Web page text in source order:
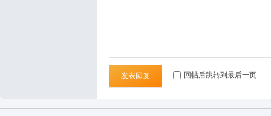
发表回复 回帖后跳转到最后一页